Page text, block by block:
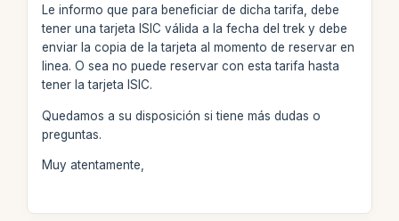
Le informo que para beneficiar de dicha tarifa, debe
tener una tarjeta ISIC válida a la fecha del trek y debe
enviar la copia de la tarjeta al momento de reservar en
linea. O sea no puede reservar con esta tarifa hasta
tener la tarjeta ISIC.
Quedamos a su disposición si tiene más dudas o
preguntas.
Muy atentamente,